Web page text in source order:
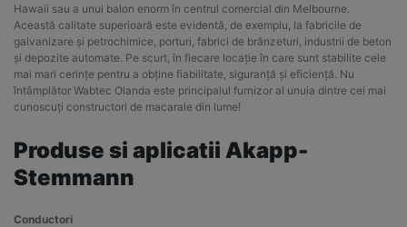
Hawaii sau a unui balon enorm în centrul comercial din Melbourne.
Această calitate superioară este evidentă, de exemplu, la fabricile de
galvanizare și petrochimice, porturi, fabrici de brânzeturi, industrii de beton
și depozite automate. Pe scurt, în fiecare locație în care sunt stabilite cele
mai mari cerințe pentru a obține fiabilitate, siguranță și eficiență. Nu
întâmplător Wabtec Olanda este principalul furnizor al unuia dintre cei mai
cunoscuți constructori de macarale din lume!
Produse si aplicatii Akapp-
Stemmann
Conductori